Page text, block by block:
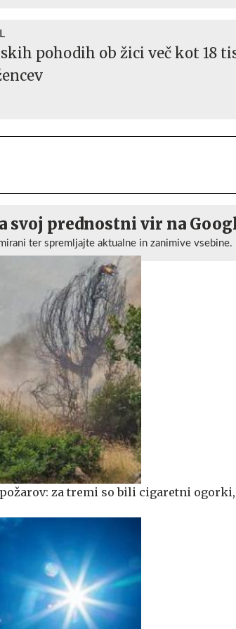
pohodih ob žici več kot 18
svoj prednostni vir na
ter spremljajte aktualne in zanimive vsebine.
za tremi so bili cigaretni ogorki,